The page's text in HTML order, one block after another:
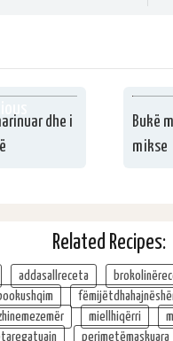
dhe i
Bukë
mikse
Related Recipes:
addasallreceta
miellhiqërri
perimetëmaskuara